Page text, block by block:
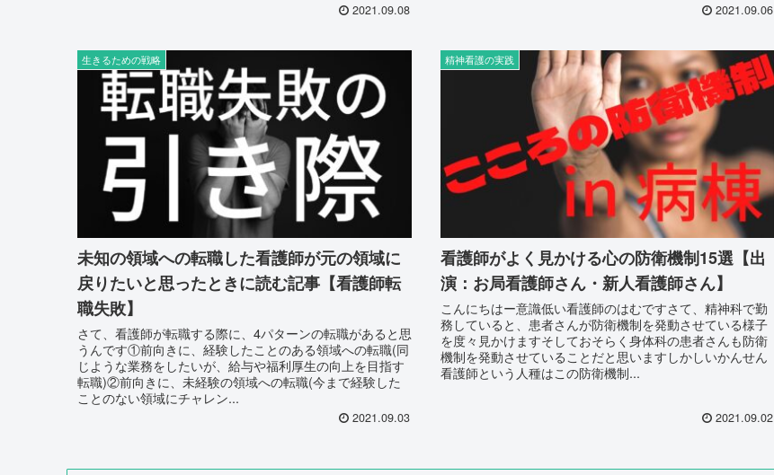
2021.09.08 2021.09.06
生きるための戦略
未知の領域への転職した看護師が元の領域に
戻りたいと思ったときに読む記事【看護師転
職失敗】
さて、看護師が転職する際に、4パターンの転職があると思
うんです①前向きに、経験したことのある領域への転職(同
じような業務をしたいが、給与や福利厚生の向上を目指す
転職)②前向きに、未経験の領域への転職(今まで経験した
ことのない領域にチャレン...
2021.09.03
精神看護の実践
看護師がよく見かける心の防衛機制15選【出
演：お局看護師さん・新人看護師さん】
こんにちはー意識低い看護師のはむですさて、精神科で勤
務していると、患者さんが防衛機制を発動させている様子
を度々見かけますそしておそらく身体科の患者さんも防衛
機制を発動させていることだと思いますしかしいかんせん
看護師という人種はこの防衛機制...
2021.09.02